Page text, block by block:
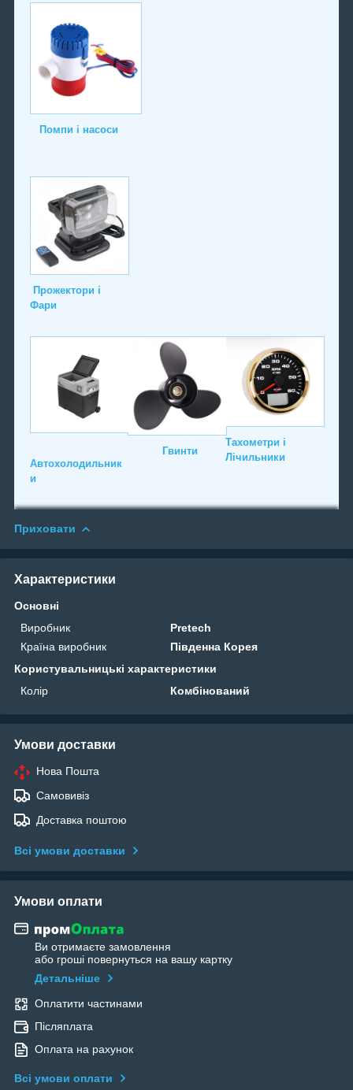
Помпи і насоси
Прожектори і
Фари
Автохолодильник
и
Гвинти
Тахометри і
Лічильники
Приховати
Характеристики
Основні
Виробник
Pretech
Країна виробник
Південна Корея
Користувальницькі характеристики
Колір
Комбінований
Умови доставки
Нова Пошта
Самовивіз
Доставка поштою
Всі умови доставки
Умови оплати
Ви отримаєте замовлення
або гроші повернуться на вашу картку
Детальніше
Оплатити частинами
Післяплата
Оплата на рахунок
Всі умови оплати